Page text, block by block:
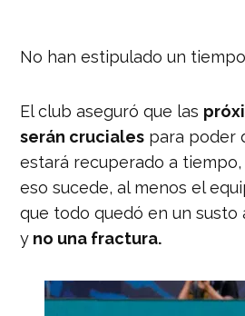
No han estipulado un
El club aseguró que las
serán cruciales para poder
estará recuperado a
eso sucede, al menos el
que todo quedó en un susto
y no una fractura.